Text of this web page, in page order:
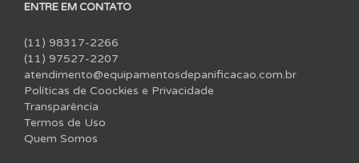
ENTRE EM CONTATO
(11) 98317-2266
(11) 97527-2207
atendimento@equipamentosdepanificacao.com.br
Políticas de Coockies e Privacidade
Transparência
Termos de Uso
Quem Somos